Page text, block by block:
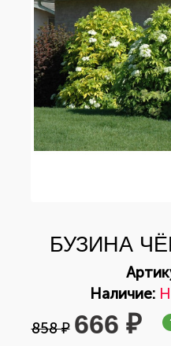
БУЗИНА
Наличие:
858 ₽ 666 ₽